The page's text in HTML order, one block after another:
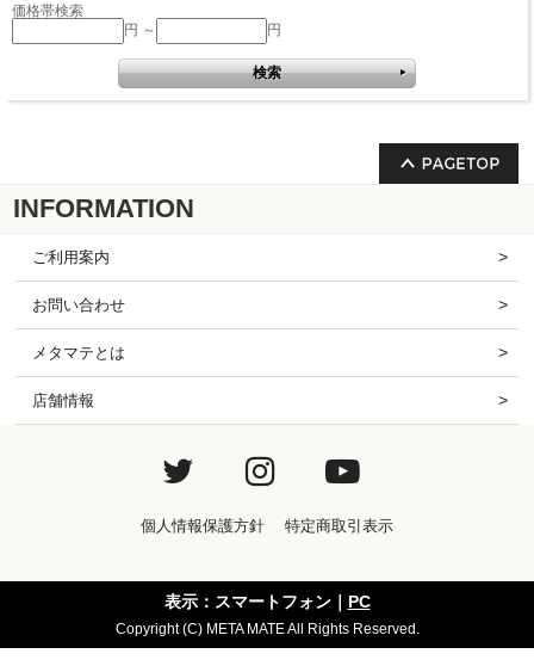
価格帯検索
円 ～
円
INFORMATION
ご利用案内
お問い合わせ
メタマテとは
店舗情報
個人情報保護方針 特定商取引表示
表示：スマートフォン｜ PC
Copyright (C) META MATE All Rights Reserved.